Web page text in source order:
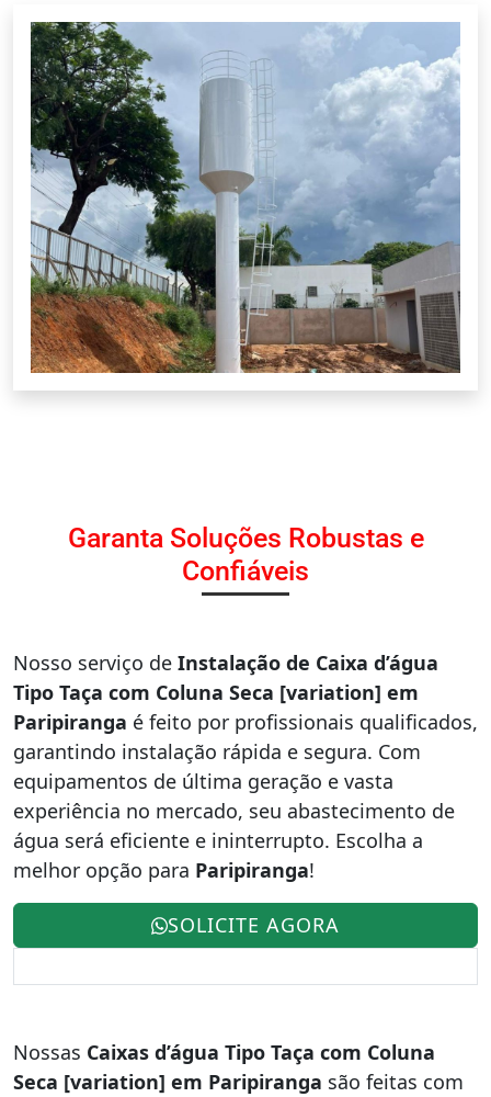
Garanta Soluções Robustas e
Confiáveis
Nosso serviço de Instalação de Caixa d’água
Tipo Taça com Coluna Seca [variation] em
Paripiranga é feito por profissionais qualificados,
garantindo instalação rápida e segura. Com
equipamentos de última geração e vasta
experiência no mercado, seu abastecimento de
água será eficiente e ininterrupto. Escolha a
melhor opção para Paripiranga!
SOLICITE AGORA
Nossas Caixas d’água Tipo Taça com Coluna
Seca [variation] em Paripiranga são feitas com